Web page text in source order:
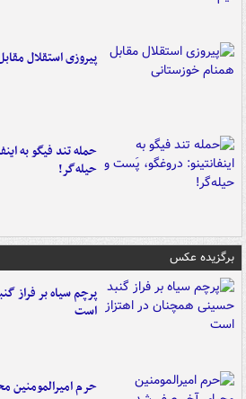
پیروزی استقلال
حمله تند فیگو به
حیله‌گر!
برگزیده عکس
پرچم سیاه بر فراز
است
حرم امیرالمومنین